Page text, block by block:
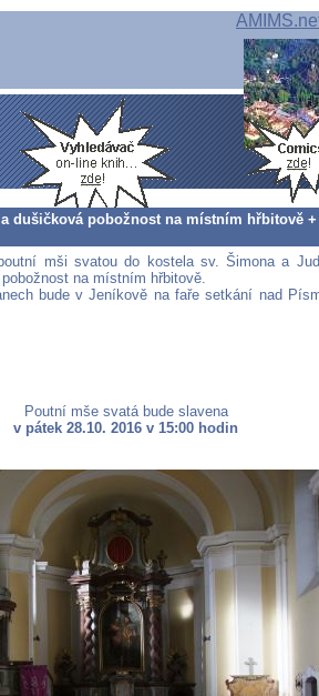
dušičková pobožnost na místním hřbitově
mši svatou do kostela sv. Šimona a
na místním hřbitově.
bude v Jeníkově na faře setkání nad
Poutní mše svatá bude slavena
v pátek 28.10. 2016 v 15:00 hodin